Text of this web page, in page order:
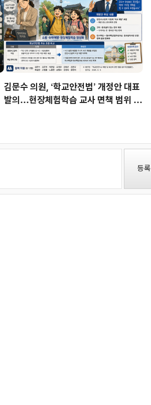
김문수 의원, ‘학교안전법’ 개정안 대표
발의…현장체험학습 교사 면책 범위 명
등록